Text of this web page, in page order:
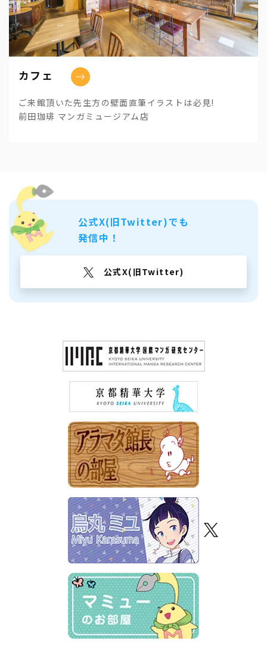
カフェ
ご来館頂いた先生方の壁面直筆イラストは必見!
前田珈琲 マンガミュージアム店
公式X(旧Twitter)でも
発信中！
公式X(旧Twitter)